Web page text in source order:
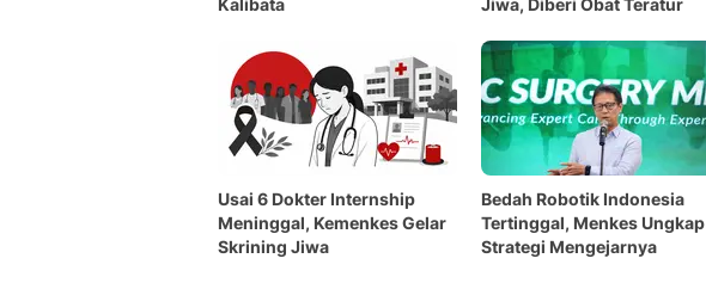
Kalibata
Jiwa, Diberi Obat Teratur
Usai 6 Dokter Internship
Meninggal, Kemenkes Gelar
Skrining Jiwa
Bedah Robotik Indonesia
Tertinggal, Menkes Ungkap
Strategi Mengejarnya